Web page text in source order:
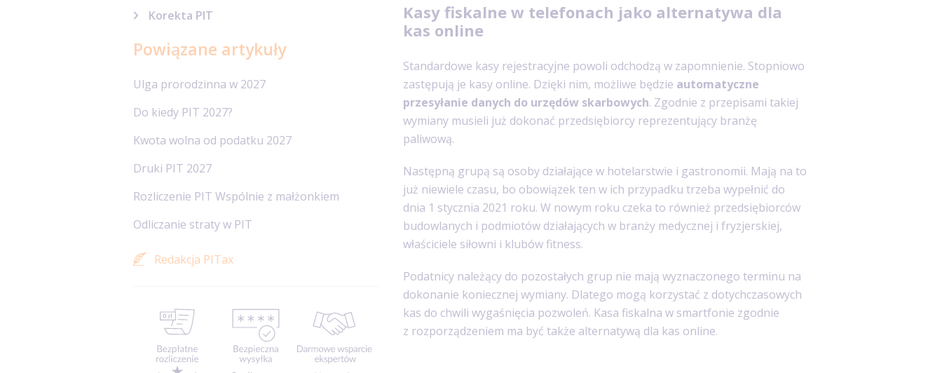
Kasy fiskalne w telefonach jako alternatywa dla
kas online
Standardowe kasy rejestracyjne powoli odchodzą w zapomnienie. Stopniowo
zastępują je kasy online. Dzięki nim, możliwe będzie automatyczne
przesyłanie danych do urzędów skarbowych. Zgodnie z przepisami takiej
wymiany musieli już dokonać przedsiębiorcy reprezentujący branżę
paliwową.
Następną grupą są osoby działające w hotelarstwie i gastronomii. Mają na to
już niewiele czasu, bo obowiązek ten w ich przypadku trzeba wypełnić do
dnia 1 stycznia 2021 roku. W nowym roku czeka to również przedsiębiorców
budowlanych i podmiotów działających w branży medycznej i fryzjerskiej,
właściciele siłowni i klubów fitness.
Podatnicy należący do pozostałych grup nie mają wyznaczonego terminu na
dokonanie koniecznej wymiany. Dlatego mogą korzystać z dotychczasowych
kas do chwili wygaśnięcia pozwoleń. Kasa fiskalna w smartfonie zgodnie
z rozporządzeniem ma być także alternatywą dla kas online.
Korekta PIT
Powiązane artykuły
Ulga prorodzinna w 2027
Do kiedy PIT 2027?
Kwota wolna od podatku 2027
Druki PIT 2027
Rozliczenie PIT Wspólnie z małżonkiem
Odliczanie straty w PIT
Redakcja PITax